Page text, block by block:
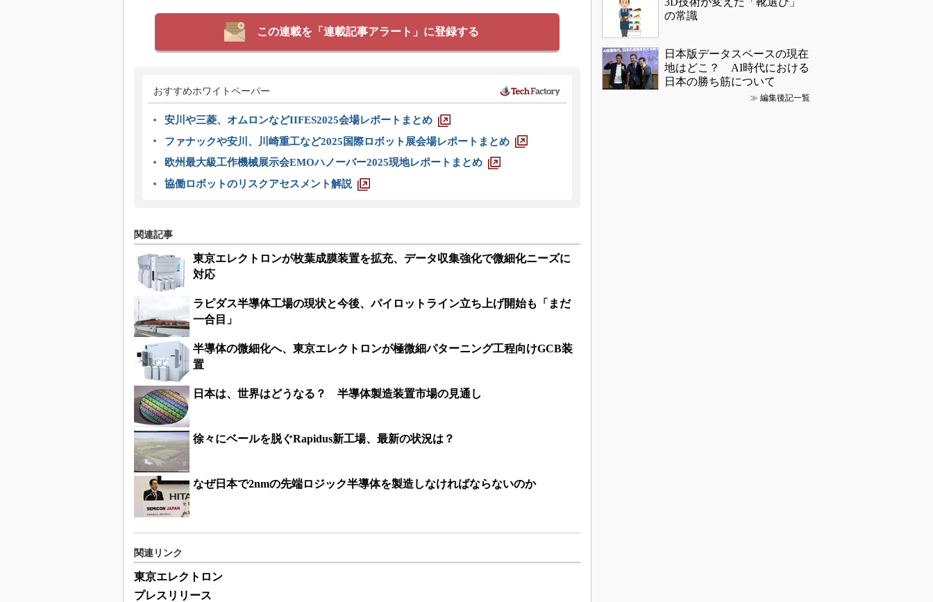
この連載を「連載記事アラート」に登録する
おすすめホワイトペーパー
安川や三菱、オムロンなどIIFES2025会場レポートまとめ
ファナックや安川、川崎重工など2025国際ロボット展会場レポートまとめ
欧州最大級工作機械展示会EMOハノーバー2025現地レポートまとめ
協働ロボットのリスクアセスメント解説
関連記事
東京エレクトロンが枚葉成膜装置を拡充、データ収集強化で微細化ニーズに
対応
ラピダス半導体工場の現状と今後、パイロットライン立ち上げ開始も「まだ
一合目」
半導体の微細化へ、東京エレクトロンが極微細パターニング工程向けGCB装
置
日本は、世界はどうなる？ 半導体製造装置市場の見通し
徐々にベールを脱ぐRapidus新工場、最新の状況は？
なぜ日本で2nmの先端ロジック半導体を製造しなければならないのか
関連リンク
東京エレクトロン
プレスリリース
の常識
日本版データスペースの現在
地はどこ？ AI時代における
日本の勝ち筋について
≫ 編集後記一覧